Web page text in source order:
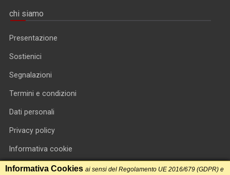
chi siamo
Presentazione
Sostienici
Segnalazioni
Termini e condizioni
Dati personali
Privacy policy
Informativa cookie
RSS feed
Informativa Cookies ai sensi del Regolamento UE 2016/679 (GDPR) e